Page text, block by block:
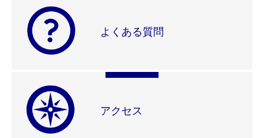
よくある質問
アクセス